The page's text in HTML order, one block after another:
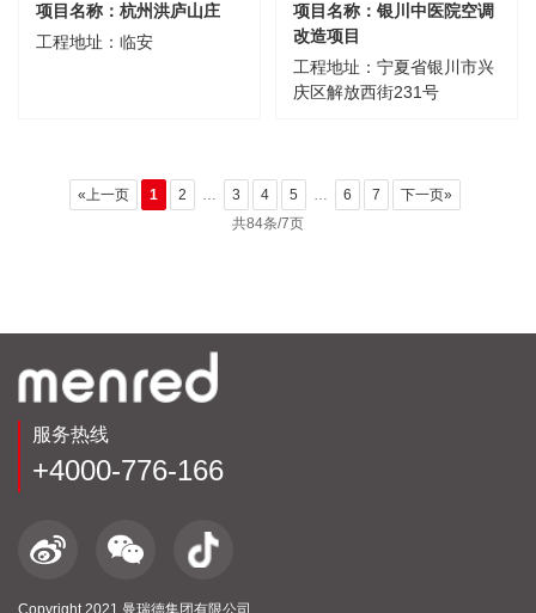
项目名称：杭州洪庐山庄
工程地址：临安
项目名称：银川中医院空调
改造项目
工程地址：宁夏省银川市兴
庆区解放西街231号
«上一页 1 2 … 3 4 5 … 6 7
下一页»
共84条/7页
服务热线
+4000-776-166
Copyright 2021 曼瑞德集团有限公司